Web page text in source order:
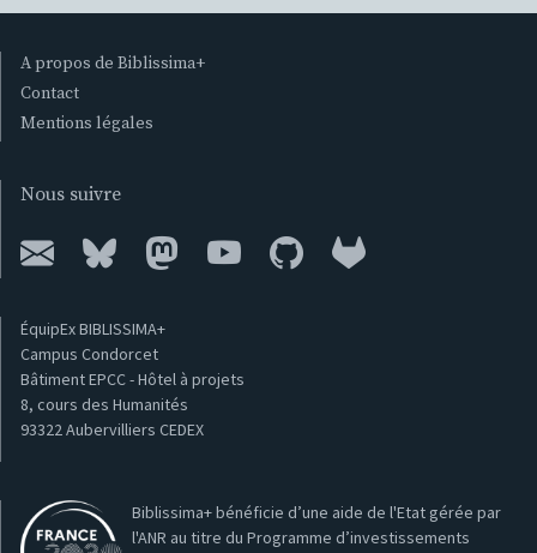
A propos de Biblissima+
Contact
Mentions légales
Nous suivre
ÉquipEx BIBLISSIMA+
Campus Condorcet
Bâtiment EPCC - Hôtel à projets
8, cours des Humanités
93322 Aubervilliers CEDEX
Biblissima+ bénéficie d’une aide de l'Etat gérée par
l'ANR au titre du Programme d’investissements